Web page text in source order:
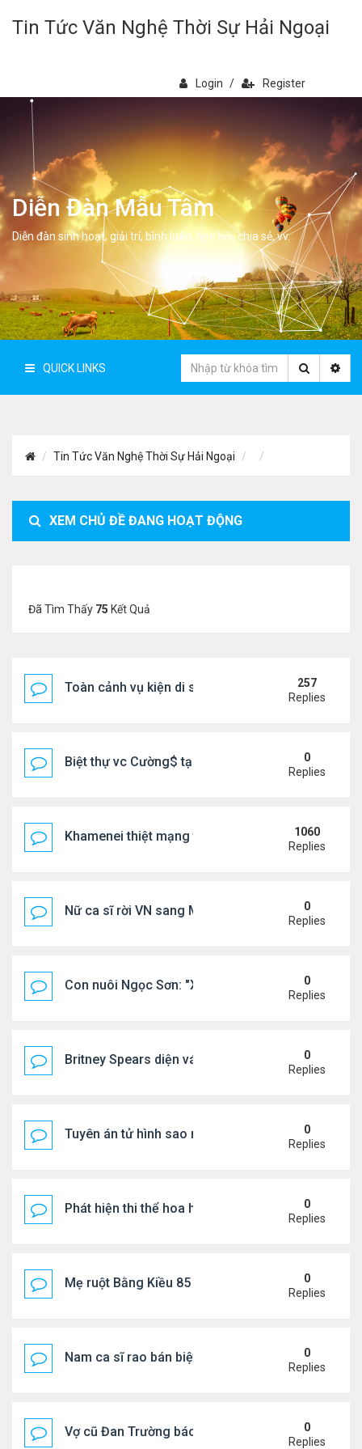
Tin Tức Văn Nghệ Thời Sự Hải Ngoại
Login / Register
Diễn Đàn Mẫu Tâm
Diễn đàn sinh hoạt, giải trí, bình luân, học hỏi, chia sẻ, vv.
QUICK LINKS
Tin Tức Văn Nghệ Thời Sự Hải Ngoại
XEM CHỦ ĐỀ ĐANG HOẠT ĐỘNG
Đã Tìm Thấy 75 Kết Quả
Toàn cảnh vụ kiện di sản CNS VŨ LINH
257
Replies
Biệt thự vc Cường$ tại Lạng Sơn
0
Replies
Khamenei thiệt mạng trong cuộc tấn công phối
1060
Replies
Nữ ca sĩ rời VN sang Mỹ nói thẳng: "Tôi thấy
0
Replies
Con nuôi Ngọc Sơn: "Xã hội này cần những bài
0
Replies
Britney Spears diện váy xuyên thấu ra phố
0
Replies
Tuyên án tử hình sao nữ nổi tiếng
0
Replies
Phát hiện thi thể hoa hậu trong túi xách giữa rừng
0
Replies
Mẹ ruột Bằng Kiều 85 tuổi: "Miếng ăn vào mồm là
0
Replies
Nam ca sĩ rao bán biệt thự ở Saigon
0
Replies
Vợ cũ Đan Trường báo tin vui
0
Replies